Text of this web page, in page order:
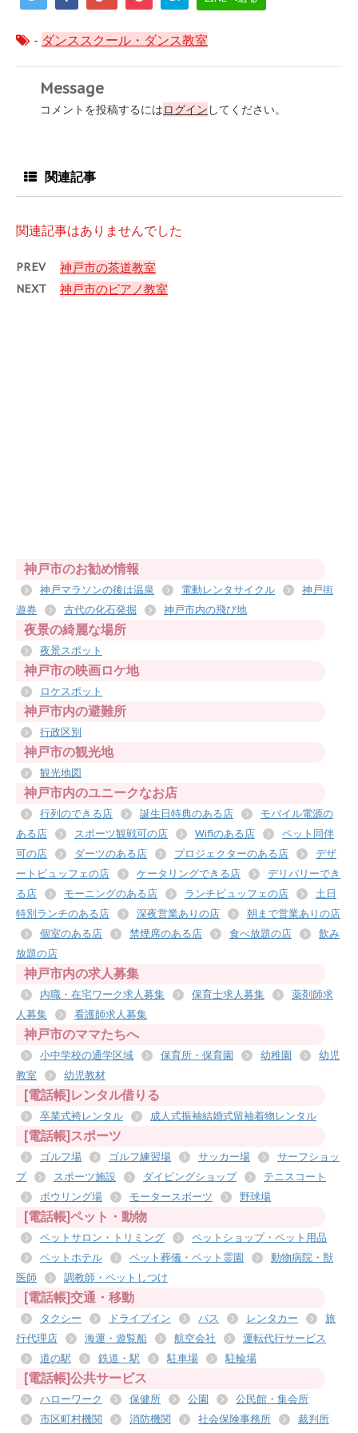
- ダンススクール・ダンス教室
Message
コメントを投稿するにはログイン してください。
関連記事
関連記事はありませんでした
PREV 神戸市の茶道教室
NEXT 神戸市のピアノ教室
神戸市のお勧め情報
神戸マラソンの後は温泉 電動レンタサイクル
神戸街
遊券
古代の化石発掘 神戸市内の飛び地
夜景の綺麗な場所
夜景スポット
神戸市の映画ロケ地
ロケスポット
神戸市内の避難所
行政区別
神戸市の観光地
観光地図
神戸市内のユニークなお店
行列のできる店 誕生日特典のある店
モバイル電源の
ある店
スポーツ観戦可の店 Wifiのある店
ペット同伴
可の店
ダーツのある店 プロジェクターのある店
デザ
ートビュッフェの店
ケータリングできる店
デリバリーでき
る店
モーニングのある店 ランチビュッフェの店
土日
特別ランチのある店
深夜営業ありの店
朝まで営業ありの店
個室のある店
禁煙席のある店 食べ放題の店
飲み
放題の店
神戸市内の求人募集
内職・在宅ワーク求人募集 保育士求人募集
薬剤師求
人募集
看護師求人募集
神戸市のママたちへ
小中学校の通学区域 保育所・保育園 幼稚園
幼児
教室
幼児教材
[電話帳]レンタル借りる
卒業式袴レンタル 成人式振袖結婚式留袖着物レンタル
[電話帳]スポーツ
ゴルフ場 ゴルフ練習場 サッカー場
サーフショッ
プ
スポーツ施設 ダイビングショップ
テニスコート
ボウリング場
モータースポーツ 野球場
[電話帳]ペット・動物
ペットサロン・トリミング
ペットショップ・ペット用品
ペットホテル
ペット葬儀・ペット霊園
動物病院・獣
医師
調教師・ペットしつけ
[電話帳]交通・移動
タクシー ドライブイン バス レンタカー
旅
行代理店
海運・遊覧船 航空会社
運転代行サービス
道の駅
鉄道・駅 駐車場 駐輪場
[電話帳]公共サービス
ハローワーク 保健所 公園
公民館・集会所
市区町村機関
消防機関 社会保険事務所
裁判所